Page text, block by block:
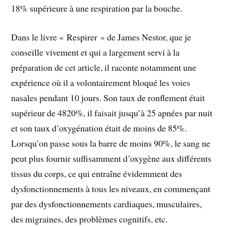
18% supérieure à une respiration par la bouche.
Dans le livre « Respirer » de James Nestor, que je
conseille vivement et qui a largement servi à la
préparation de cet article, il raconte notamment une
expérience où il a volontairement bloqué les voies
nasales pendant 10 jours. Son taux de ronflement était
supérieur de 4820%, il faisait jusqu’à 25 apnées par nuit
et son taux d’oxygénation était de moins de 85%.
Lorsqu’on passe sous la barre de moins 90%, le sang ne
peut plus fournir suffisamment d’oxygène aux différents
tissus du corps, ce qui entraîne évidemment des
dysfonctionnements à tous les niveaux, en commençant
par des dysfonctionnements cardiaques, musculaires,
des migraines, des problèmes cognitifs, etc.